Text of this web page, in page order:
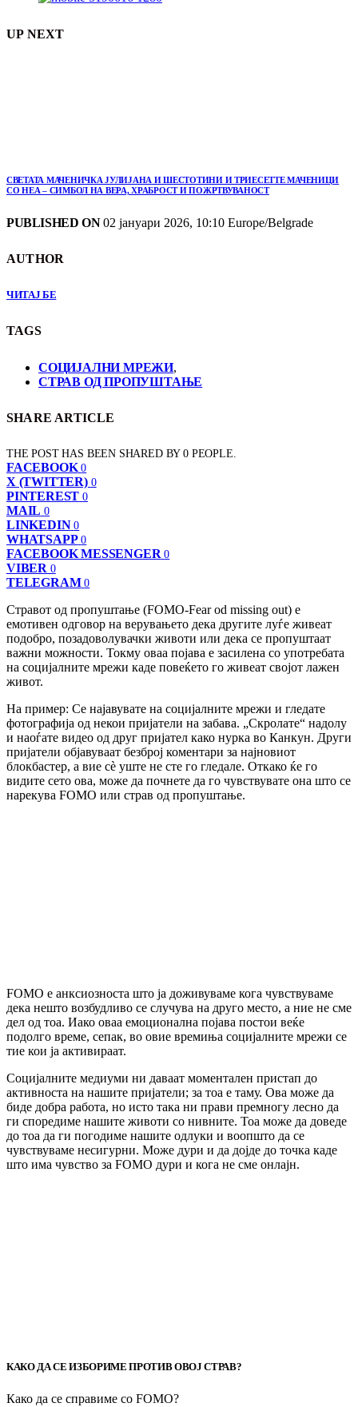
UP NEXT
СВЕТАТА МАЧЕНИЧКА ЈУЛИЈАНА И ШЕСТОТИНИ И ТРИЕСЕТТЕ МАЧЕНИЦИ
СО НЕА – СИМБОЛ НА ВЕРА, ХРАБРОСТ И ПОЖРТВУВАНОСТ
PUBLISHED ON02 јануари 2026, 10:10 Europe/Belgrade
AUTHOR
ЧИТАЈ БЕ
TAGS
СОЦИЈАЛНИ МРЕЖИ,
СТРАВ ОД ПРОПУШТАЊЕ
SHARE ARTICLE
THE POST HAS BEEN SHARED BY0 PEOPLE.
FACEBOOK 0
X (TWITTER) 0
PINTEREST 0
MAIL 0
LINKEDIN 0
WHATSAPP 0
FACEBOOK MESSENGER 0
VIBER 0
TELEGRAM 0
Стравот од пропуштање (FOMO-Fear od missing out) е
емотивен одговор на верувањето дека другите луѓе живеат
подобро, позадоволувачки животи или дека се пропуштаат
важни можности. Токму оваа појава е засилена со употребата
на социјалните мрежи каде повеќето го живеат својот лажен
живот.
На пример: Се најавувате на социјалните мрежи и гледате
фотографија од некои пријатели на забава. „Скролате“ надолу
и наоѓате видео од друг пријател како нурка во Канкун. Други
пријатели објавуваат безброј коментари за најновиот
блокбастер, а вие сè уште не сте го гледале. Откако ќе го
видите сето ова, може да почнете да го чувствувате она што се
нарекува FOMO или страв од пропуштање.
FOMО е анксиозноста што ја доживуваме кога чувствуваме
дека нешто возбудливо се случува на друго место, а ние не сме
дел од тоа. Иако оваа емоционална појава постои веќе
подолго време, сепак, во овие времиња социјалните мрежи се
тие кои ја активираат.
Социјалните медиуми ни даваат моментален пристап до
активноста на нашите пријатели; за тоа е таму. Ова може да
биде добра работа, но исто така ни прави премногу лесно да
ги споредиме нашите животи со нивните. Тоа може да доведе
до тоа да ги погодиме нашите одлуки и воопшто да се
чувствуваме несигурни. Може дури и да дојде до точка каде
што има чувство за FOMO дури и кога не сме онлајн.
КАКО ДА СЕ ИЗБОРИМЕ ПРОТИВ ОВОЈ СТРАВ?
Како да се справиме со FOMO?